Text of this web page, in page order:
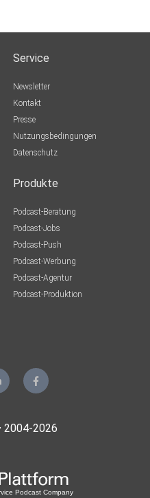
Service
Newsletter
Kontakt
Presse
Nutzungsbedingungen
Datenschutz
Produkte
Podcast-Beratung
Podcast-Jobs
Podcast-Push
Podcast-Werbung
Podcast-Agentur
Podcast-Produktion
2004-2026